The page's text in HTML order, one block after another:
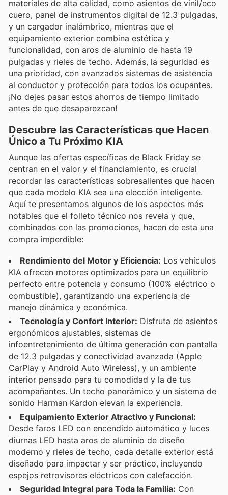
materiales de alta calidad, como asientos de vinil/eco
cuero, panel de instrumentos digital de 12.3 pulgadas,
y un cargador inalámbrico, mientras que el
equipamiento exterior combina estética y
funcionalidad, con aros de aluminio de hasta 19
pulgadas y rieles de techo. Además, la seguridad es
una prioridad, con avanzados sistemas de asistencia
al conductor y protección para todos los ocupantes.
¡No dejes pasar estos ahorros de tiempo limitado
antes de que desaparezcan!
Descubre las Características que Hacen
Único a Tu Próximo KIA
Aunque las ofertas específicas de Black Friday se
centran en el valor y el financiamiento, es crucial
recordar las características sobresalientes que hacen
que cada modelo KIA sea una elección inteligente.
Aquí te presentamos algunos de los aspectos más
notables que el folleto técnico nos revela y que,
combinados con las promociones, hacen de esta una
compra imperdible:
Rendimiento del Motor y Eficiencia: Los vehículos
KIA ofrecen motores optimizados para un equilibrio
perfecto entre potencia y consumo (100% eléctrico o
combustible), garantizando una experiencia de
manejo dinámica y económica.
Tecnología y Confort Interior: Disfruta de asientos
ergonómicos ajustables, sistemas de
infoentretenimiento de última generación con pantalla
de 12.3 pulgadas y conectividad avanzada (Apple
CarPlay y Android Auto Wireless), y un ambiente
interior pensado para tu comodidad y la de tus
acompañantes. Un techo panorámico y un sistema de
sonido Harman Kardon elevan la experiencia.
Equipamiento Exterior Atractivo y Funcional:
Desde faros LED con encendido automático y luces
diurnas LED hasta aros de aluminio de diseño
moderno y rieles de techo, cada detalle exterior está
diseñado para impactar y ser práctico, incluyendo
espejos retrovisores eléctricos con calefacción.
Seguridad Integral para Toda la Familia: Con